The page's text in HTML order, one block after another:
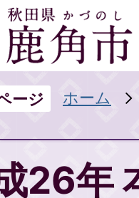
ージ ホーム
26年